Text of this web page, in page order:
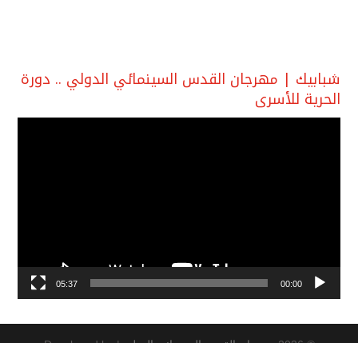
شبابيك | مهرجان القدس السينمائي الدولي .. دورة
الحرية للأسرى
00:00
05:37